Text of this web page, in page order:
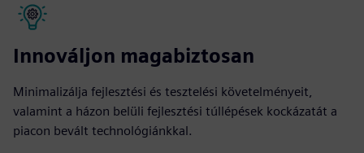
Innováljon magabiztosan
Minimalizálja fejlesztési és tesztelési követelményeit,
valamint a házon belüli fejlesztési túllépések kockázatát a
piacon bevált technológiánkkal.